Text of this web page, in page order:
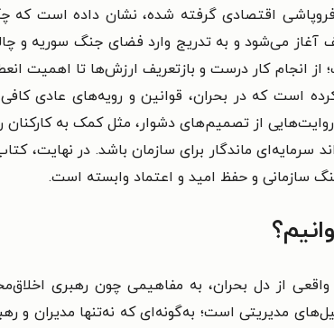
اقتصادی گرفته شده، نشان داده است که
آغاز می‌شود و به تدریج وارد فضای جنگ سوریه و
انجام کار درست و بازتعریف ارزش‌ها تا اهمیت
است که در بحران، قوانین و رویه‌های عادی کافی
از تصمیم‌های دشوار، مثل کمک به
ماندگار برای سازمان باشد. در نهایت،
سازمانی و حفظ امید و اعتماد وابسته است.
از دل بحران، به مفاهیمی چون رهبری
مدیریتی است؛ به‌گونه‌ای که نه‌تنها مدیران و